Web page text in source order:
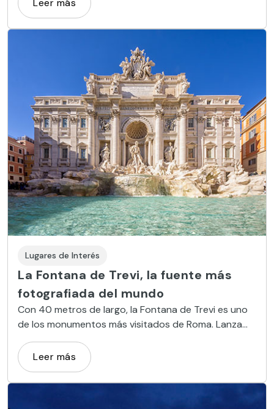
Lugares de Interés
La Fontana de Trevi, la fuente más
fotografiada del mundo
Con 40 metros de largo, la Fontana de Trevi es uno
de los monumentos más visitados de Roma. Lanza
una moneda al agua para asegurar tu vuelta a la
ciudad.Leer más